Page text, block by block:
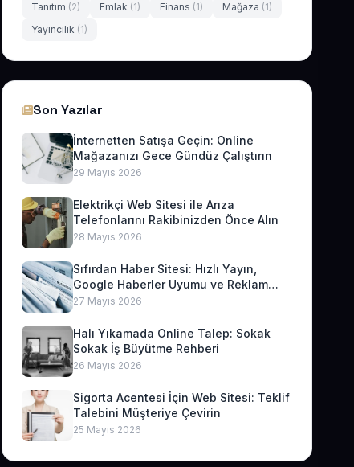
Tanıtım (2) Emlak (1) Finans (1) Mağaza (1)
Yayıncılık (1)
Son Yazılar
İnternetten Satışa Geçin: Online
Mağazanızı Gece Gündüz Çalıştırın
29 Mayıs 2026
Elektrikçi Web Sitesi ile Arıza
Telefonlarını Rakibinizden Önce Alın
28 Mayıs 2026
Sıfırdan Haber Sitesi: Hızlı Yayın,
Google Haberler Uyumu ve Reklam
Geliri
27 Mayıs 2026
Halı Yıkamada Online Talep: Sokak
Sokak İş Büyütme Rehberi
26 Mayıs 2026
Sigorta Acentesi İçin Web Sitesi: Teklif
Talebini Müşteriye Çevirin
25 Mayıs 2026